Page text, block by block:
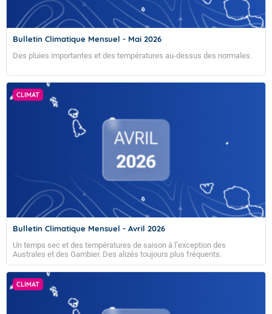
Bulletin Climatique Mensuel - Mai 2026
Des pluies importantes et des températures au-dessus des normales.
CLIMAT
Bulletin Climatique Mensuel - Avril 2026
Un temps sec et des températures de saison à l’exception des
Australes et des Gambier. Des alizés toujours plus fréquents.
CLIMAT